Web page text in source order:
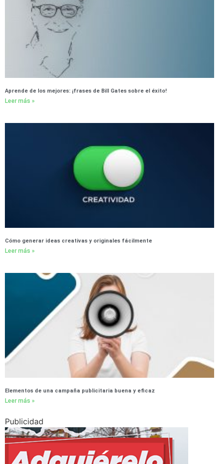
Aprende de los mejores: ¡frases de Bill Gates sobre el éxito!
Leer más »
Cómo generar ideas creativas y originales fácilmente
Leer más »
Elementos de una campaña publicitaria buena y eficaz
Leer más »
Publicidad